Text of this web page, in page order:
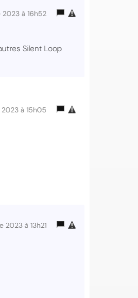
à 16h52
Silent Loop
à 15h05
2023 à 13h21